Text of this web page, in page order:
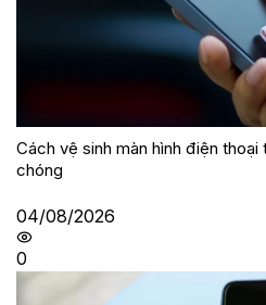
Cách vệ sinh màn hình điện thoại
chóng
04/08/2026
0